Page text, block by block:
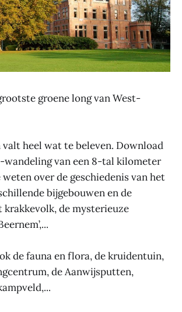
groene long van West-
heel wat te beleven. Download
wandeling van een 8-tal kilometer
over de geschiedenis van het
bijgebouwen en de
krakkevolk, de mysterieuze
de fauna en flora, de kruidentuin,
de Aanwijsputten,